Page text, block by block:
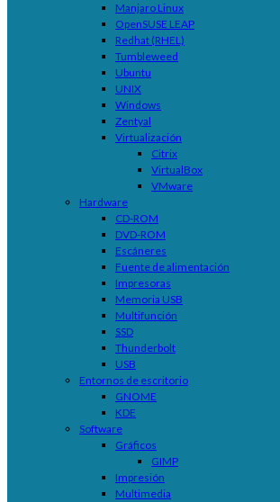
Manjaro Linux
OpenSUSE LEAP
Redhat (RHEL)
Tumbleweed
Ubuntu
UNIX
Windows
Zentyal
Virtualización
Citrix
VirtualBox
VMware
Hardware
CD-ROM
DVD-ROM
Escáneres
Fuente de alimentación
Impresoras
Memoria USB
Multifunción
SSD
Thunderbolt
USB
Entornos de escritorio
GNOME
KDE
Software
Gráficos
GIMP
Impresión
Multimedia